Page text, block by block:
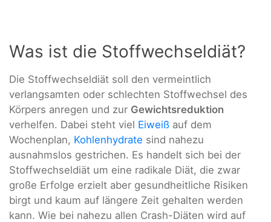
Was ist die Stoffwechseldiät?
Die Stoffwechseldiät soll den vermeintlich
verlangsamten oder schlechten Stoffwechsel des
Körpers anregen und zur Gewichtsreduktion
verhelfen. Dabei steht viel Eiweiß auf dem
Wochenplan, Kohlenhydrate sind nahezu
ausnahmslos gestrichen. Es handelt sich bei der
Stoffwechseldiät um eine radikale Diät, die zwar
große Erfolge erzielt aber gesundheitliche Risiken
birgt und kaum auf längere Zeit gehalten werden
kann. Wie bei nahezu allen Crash-Diäten wird auf